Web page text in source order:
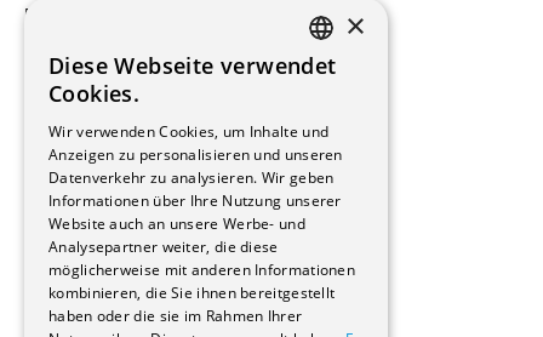
Beauftragte Unternehmen
Hersteller/Lieferanten
Bauherrschaften
Immobilienverwaltungsgesellschaften
Stockwerkeigentum
Reportagen
Wohnungen
Renovierungen
Innere Umbauten
Gastgewerbe und Tourismus
Verwaltungsgebäude und Geschäfte
FRENCH
×
Diese Webseite verwendet
Cookies.
Wir verwenden Cookies, um Inhalte und
Anzeigen zu personalisieren und unseren
Datenverkehr zu analysieren. Wir geben
Informationen über Ihre Nutzung unserer
Website auch an unsere Werbe- und
Analysepartner weiter, die diese
möglicherweise mit anderen Informationen
kombinieren, die Sie ihnen bereitgestellt
haben oder die sie im Rahmen Ihrer